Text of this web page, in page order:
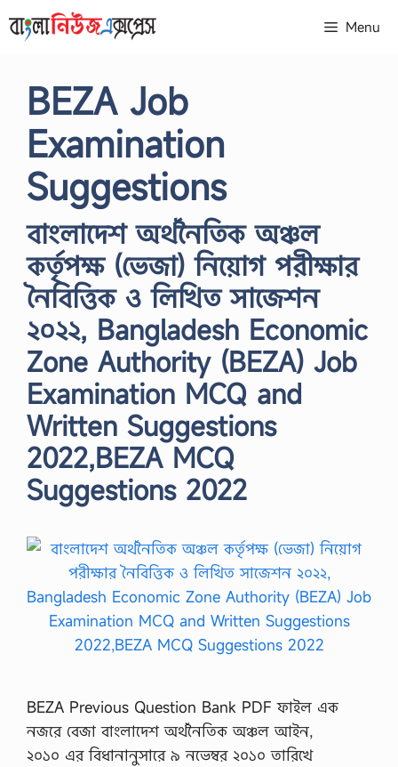
to
Menu
BEZA Job
Examination
Suggestions
বাংলাদেশ অর্থনৈতিক অঞ্চল
কর্তৃপক্ষ (ভেজা) নিয়োগ পরীক্ষার
নৈবিত্তিক ও লিখিত সাজেশন
২০২২, Bangladesh Economic
Zone Authority (BEZA) Job
Examination MCQ and
Written Suggestions
2022,BEZA MCQ
Suggestions 2022
BEZA Previous Question Bank PDF ফাইল এক
নজরে বেজা বাংলাদেশ অর্থনৈতিক অঞ্চল আইন,
২০১০ এর বিধানানুসারে ৯ নভেম্বর ২০১০ তারিখে